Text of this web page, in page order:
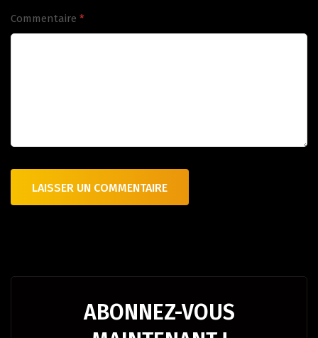
Commentaire *
ABONNEZ-VOUS